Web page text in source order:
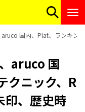
国内、Plat、ランキン
aruco 国
クニック、R
、歴史時